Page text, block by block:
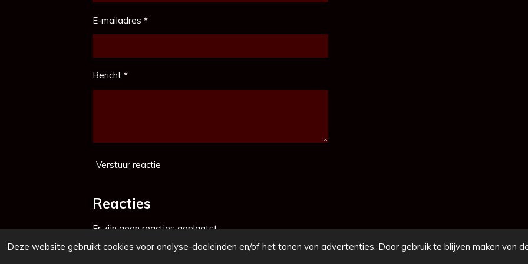
Deze website gebruikt cookies voor analyse-doeleinden en/of het tonen van advertenties. Door gebruik te blijven maken van
E-mailadres *
Bericht *
Verstuur reactie
Reacties
Er zijn geen reacties geplaatst.
© 2021 - 2026 Ons Leyendorp